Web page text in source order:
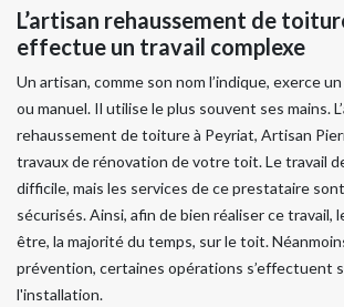
L’artisan rehaussement de
effectue un travail complexe
Un artisan, comme son nom l’indique, exerce
ou manuel. Il utilise le plus souvent ses mains.
rehaussement de toiture à Peyriat, Artisan
travaux de rénovation de votre toit. Le travail
difficile, mais les services de ce prestataire
sécurisés. Ainsi, afin de bien réaliser ce travail,
être, la majorité du temps, sur le toit.
prévention, certaines opérations s’effectuent
l'installation.